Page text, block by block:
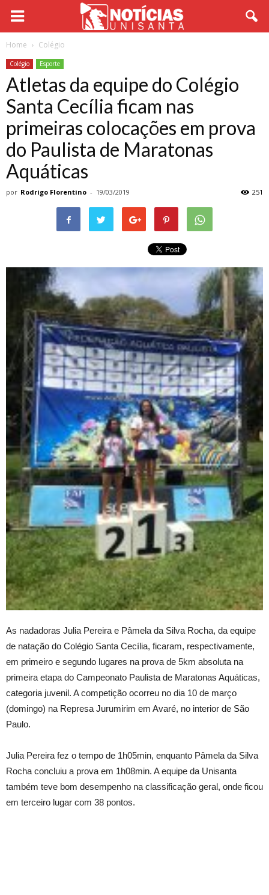
Home Colégio
Colégio Esporte
Atletas da equipe do Colégio
Santa Cecília ficam nas
primeiras colocações em prova
do Paulista de Maratonas
Aquáticas
por Rodrigo Florentino - 19/03/2019 251
As nadadoras Julia Pereira e Pâmela da Silva Rocha, da equipe
de natação do Colégio Santa Cecília, ficaram, respectivamente,
em primeiro e segundo lugares na prova de 5km absoluta na
primeira etapa do Campeonato Paulista de Maratonas Aquáticas,
categoria juvenil. A competição ocorreu no dia 10 de março
(domingo) na Represa Jurumirim em Avaré, no interior de São
Paulo.
Julia Pereira fez o tempo de 1h05min, enquanto Pâmela da Silva
Rocha concluiu a prova em 1h08min. A equipe da Unisanta
também teve bom desempenho na classificação geral, onde ficou
em terceiro lugar com 38 pontos.